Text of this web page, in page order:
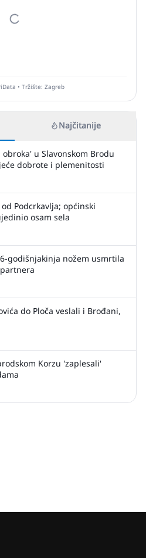
• Tržište: Zagreb
Najčitanije
u Slavonskom Brodu
dobrote i plemenitosti
Podcrkavlja; općinski
osam sela
godišnjakinja nožem usmrtila
do Ploča veslali i Brođani,
Korzu 'zaplesali'